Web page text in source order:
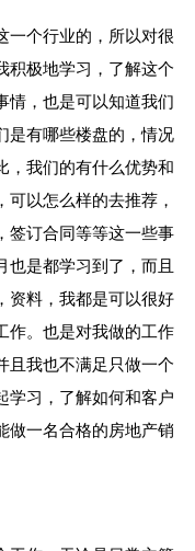
一个行业的，所以对很
积极地学习，了解这个
情，也是可以知道我们
是有哪些楼盘的，情况
，我们的有什么优势和
以怎么样的去推荐，
签订合同等等这一些事
也是都学习到了，而且
资料，我都是可以很好
作。也是对我做的工作
且我也不满足只做一个
学习，了解如何和客户
做一名合格的房地产销